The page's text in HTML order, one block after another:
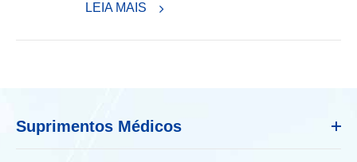
LEIA MAIS
Suprimentos Médicos